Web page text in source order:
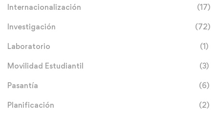
Internacionalización (17)
Investigación (72)
Laboratorio (1)
Movilidad Estudiantil (3)
Pasantía (6)
Planificación (2)